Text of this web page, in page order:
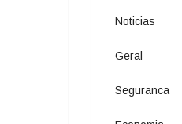
Cidades
Noticias
Geral